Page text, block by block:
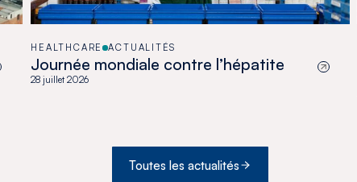
HEALTHCARE ACTUALITÉS
Journée mondiale contre l’hépatite
28 juillet 2026
Toutes les actualités